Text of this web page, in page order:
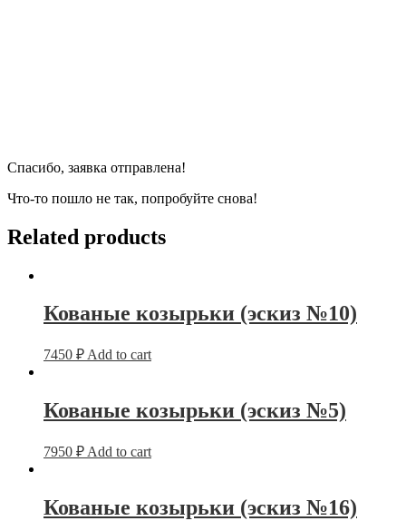
Спасибо, заявка отправлена!
Что-то пошло не так, попробуйте снова!
Related products
Кованые козырьки (эскиз №10)
7450 ₽ Add to cart
Кованые козырьки (эскиз №5)
7950 ₽ Add to cart
Кованые козырьки (эскиз №16)